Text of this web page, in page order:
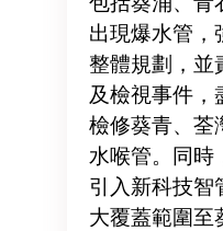
出現爆水管，
整體規劃，並
及檢視事件，
檢修葵青、荃
水喉管。同時
引入新科技智
大覆蓋範圍至